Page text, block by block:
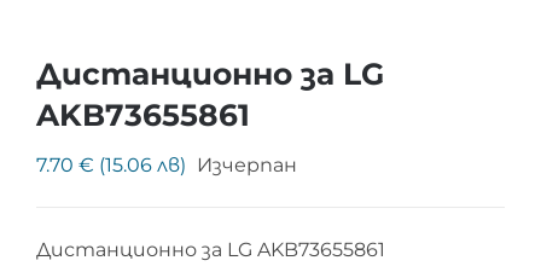
Дистанционно за LG
AKB73655861
7.70 € (15.06 лв) Изчерпан
Дистанционно за LG AKB73655861